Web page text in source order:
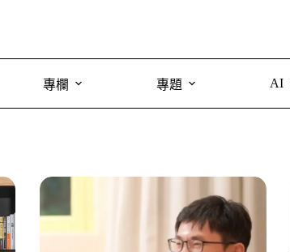
專欄 專題 AI